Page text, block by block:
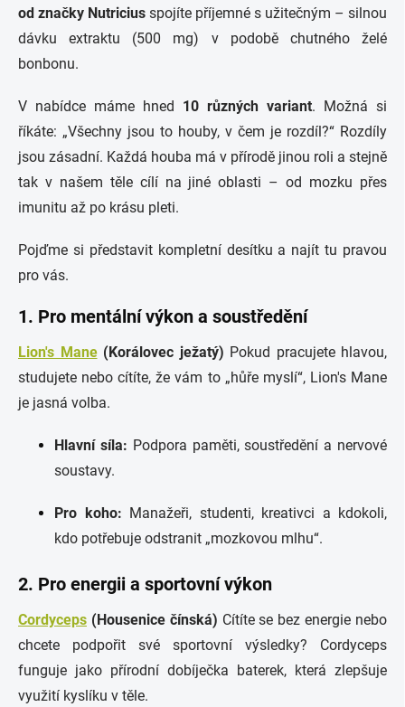
od značky Nutricius spojíte příjemné s užitečným – silnou
dávku extraktu (500 mg) v podobě chutného želé
bonbonu.
V nabídce máme hned 10 různých variant. Možná si
říkáte: „Všechny jsou to houby, v čem je rozdíl?“ Rozdíly
jsou zásadní. Každá houba má v přírodě jinou roli a stejně
tak v našem těle cílí na jiné oblasti – od mozku přes
imunitu až po krásu pleti.
Pojďme si představit kompletní desítku a najít tu pravou
pro vás.
1. Pro mentální výkon a soustředění
Lion's Mane (Korálovec ježatý) Pokud pracujete hlavou,
studujete nebo cítíte, že vám to „hůře myslí“, Lion's Mane
je jasná volba.
Hlavní síla: Podpora paměti, soustředění a nervové
soustavy.
Pro koho: Manažeři, studenti, kreativci a kdokoli,
kdo potřebuje odstranit „mozkovou mlhu“.
2. Pro energii a sportovní výkon
Cordyceps (Housenice čínská) Cítíte se bez energie nebo
chcete podpořit své sportovní výsledky? Cordyceps
funguje jako přírodní dobíječka baterek, která zlepšuje
využití kyslíku v těle.